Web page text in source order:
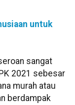
untuk
sangat
2021 sebesar
murah atau
berdampak